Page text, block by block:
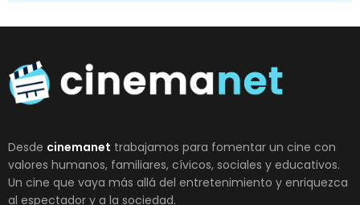
Desde cinemanet trabajamos para fomentar un cine con
valores humanos, familiares, cívicos, sociales y educativos.
Un cine que vaya más allá del entretenimiento y enriquezca
al espectador y a la sociedad.